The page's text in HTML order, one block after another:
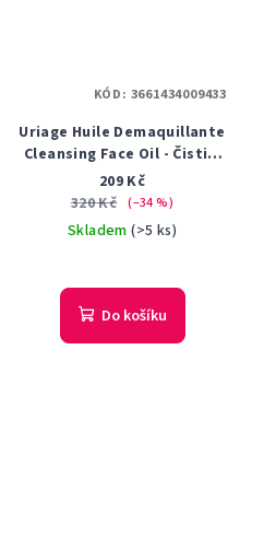
Uriage Huile Demaquillante
Cleansing Face Oil - Čisticí
olej na obličej 100ml
209 Kč
320 Kč (–34 %)
Skladem(>5 ks)
Do košíku
KÓD: 3661434009433